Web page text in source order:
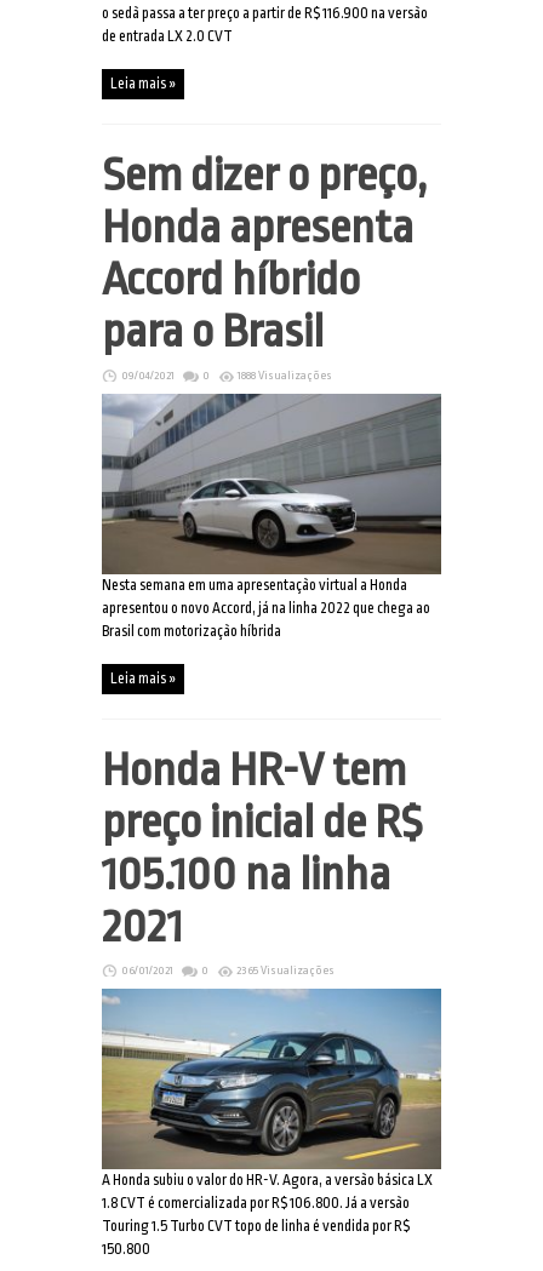
o sedã passa a ter preço a partir de R$ 116.900 na versão
de entrada LX 2.0 CVT
Leia mais »
Sem dizer o preço,
Honda apresenta
Accord híbrido
para o Brasil
09/04/2021 0 1888 Visualizações
Nesta semana em uma apresentação virtual a Honda
apresentou o novo Accord, já na linha 2022 que chega ao
Brasil com motorização híbrida
Leia mais »
Honda HR-V tem
preço inicial de R$
105.100 na linha
2021
06/01/2021 0 2365 Visualizações
A Honda subiu o valor do HR-V. Agora, a versão básica LX
1.8 CVT é comercializada por R$ 106.800. Já a versão
Touring 1.5 Turbo CVT topo de linha é vendida por R$
150.800